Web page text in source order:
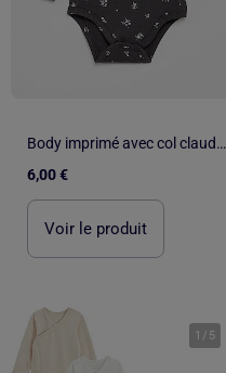
Body imprimé avec col claudine en broderie anglaise
6,00 €
Voir le produit
1 / 5